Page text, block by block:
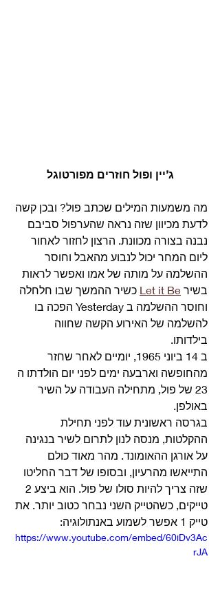
ג’יין ופול חוזרים מפורטוגל
מה משמעות המילים שכתב פול? ובכן קשה
לדעת מכיוון שזה נראה שהערפול סביבם
נבנה בצורה מכוונת. הרצון לחזור לאחור
ליום המחר יכול לנבוע מהאבל וחוסר
ההשלמה על מותה של אמו ואפשר לראות
בשיר Let it Be כשיר ההמשך שבו חלחלה
וחוסר ההשלמה ב Yesterday הפכה בו
להשלמה של האירוע הקשה שחווה
בילדותו.
ב 14 ביוני 1965, יומיים לאחר שחזר
מהחופשה וארבעה ימים לפני יום הולדתו ה
23 של פול, מתחילה העבודה על השיר
באולפן.
בגרסה ראשונית עוד לפני תחילת
ההקלטות, מנסה לנון לתרום לשיר בנגינה
על אורגן ההאומונד. מהר מאוד כולם
התייאשו מהרעיון, ובסופו של דבר החליטו
טייקים, כשהטייק השני נבחר כטוב יותר. את
טייק 1 אפשר לשמוע באנתולוגיה:
https://www.youtube.com/embed/60iDv3Ac
rJA